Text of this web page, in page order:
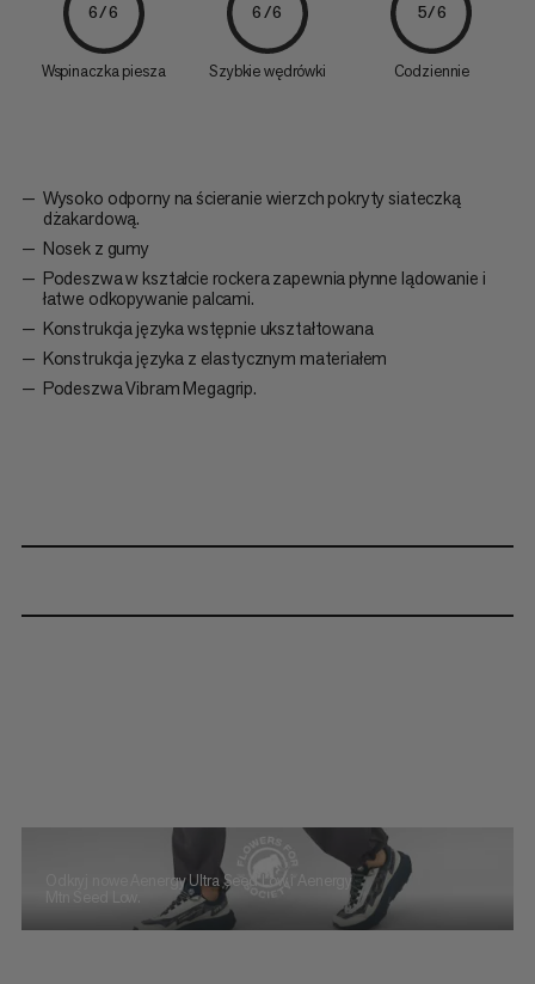
6/6
Wspinaczka piesza
6/6
Szybkie wędrówki
5/6
Codziennie
Wysoko odporny na ścieranie wierzch pokryty siateczką
dżakardową.
Nosek z gumy
Podeszwa w kształcie rockera zapewnia płynne lądowanie i
łatwe odkopywanie palcami.
Konstrukcja języka wstępnie ukształtowana
Konstrukcja języka z elastycznym materiałem
Podeszwa Vibram Megagrip.
Odkryj nowe Aenergy Ultra Seed Low i Aenergy
Mtn Seed Low.